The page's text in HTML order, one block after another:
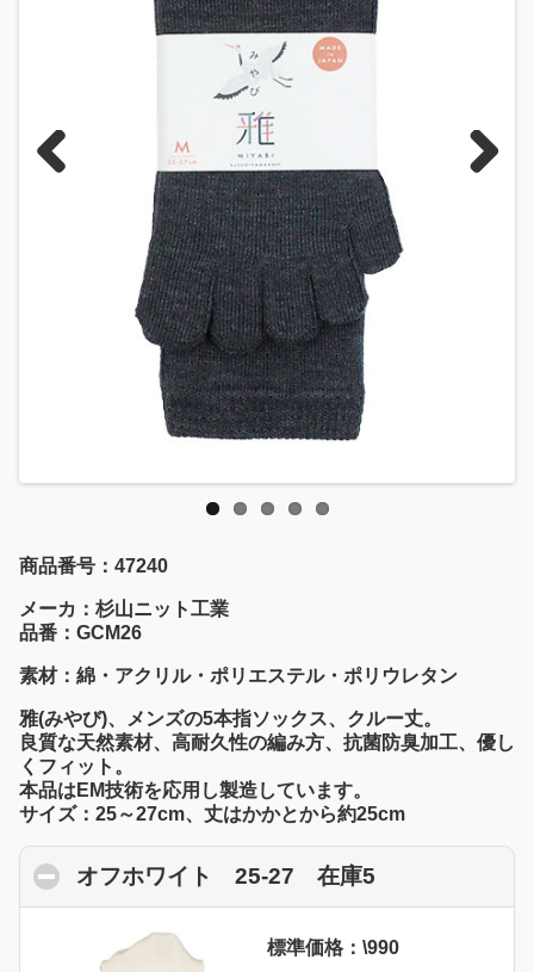
商品番号：47240
メーカ：杉山ニット工業
品番：GCM26
素材：綿・アクリル・ポリエステル・ポリウレタン
雅(みやび)、メンズの5本指ソックス、クルー丈。
良質な天然素材、高耐久性の編み方、抗菌防臭加工、優し
くフィット。
本品はEM技術を応用し製造しています。
サイズ：25～27cm、丈はかかとから約25cm
オフホワイト 25-27 在庫5
標準価格：\990